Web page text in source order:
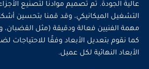
عالية الجودة. تم تصميم موادنا لتصنيع
التشغيل الميكانيكي، وقد قمنا بتحسين
مهمة الفنيين فعالة ودقيقة (مثل القضبان،
كما نقوم بتعديل الأبعاد وفقًا للاحتياجات
الأبعاد النهائية لكل عميل.